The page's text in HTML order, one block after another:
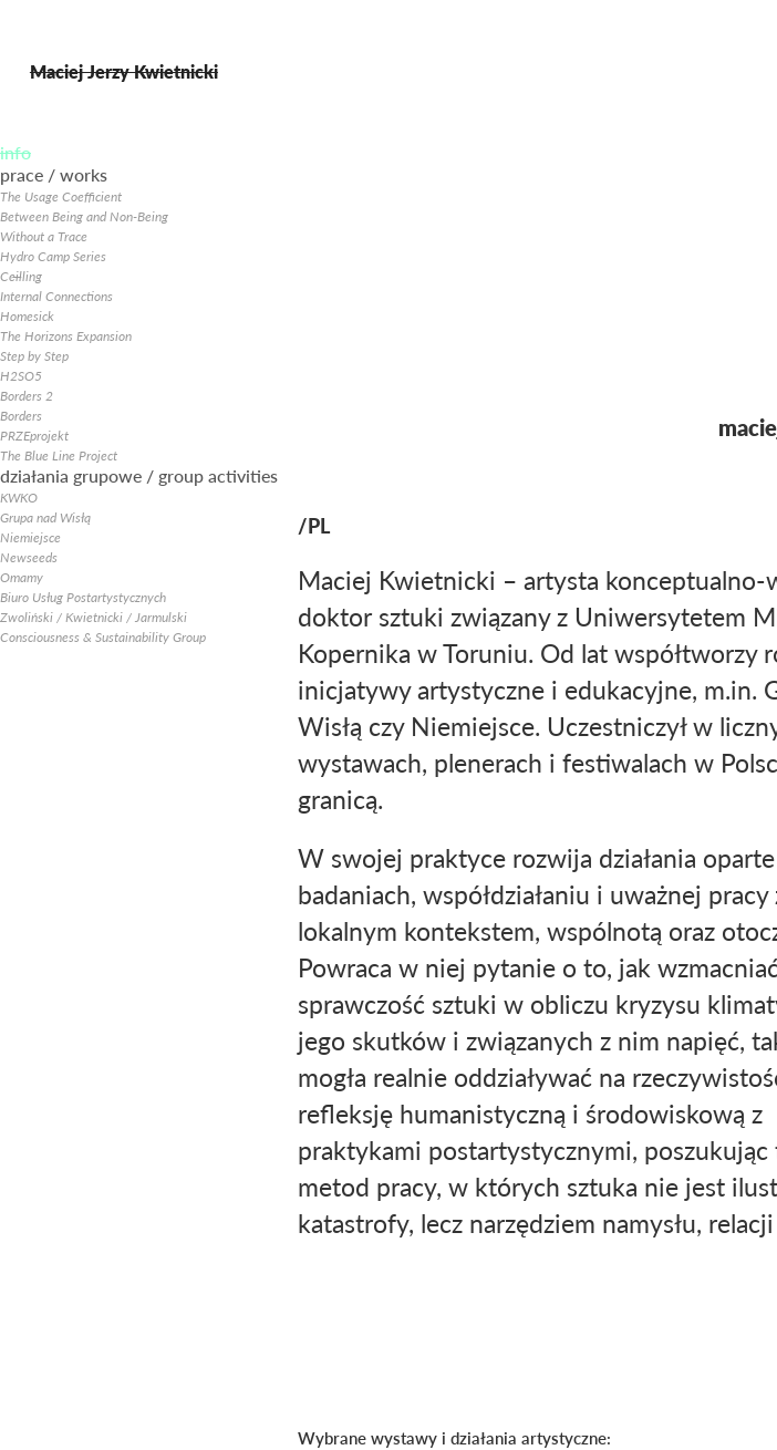
Maciej Jerzy Kwietnicki
info
prace / works
The Usage Coefficient
Between Being and Non-Being
Without a Trace
Hydro Camp Series
Ce̶i̶lling
Internal Connections
Homesick
The Horizons Expansion
Step by Step
H2SO5
Borders 2
Borders
PRZEprojekt
The Blue Line Project
działania grupowe / group activities
KWKO
Grupa nad Wisłą
Niemiejsce
Newseeds
Omamy
Biuro Usług Postartystycznych
Zwoliński / Kwietnicki / Jarmulski
Consciousness & Sustainability Group
/PL
Maciej Kwietnicki – artysta konceptualno-
doktor sztuki związany z Uniwersytetem
Kopernika w Toruniu. Od lat współtworzy
inicjatywy artystyczne i edukacyjne, m.in.
Wisłą czy Niemiejsce. Uczestniczył w
wystawach, plenerach i festiwalach w
granicą.
W swojej praktyce rozwija działania
badaniach, współdziałaniu i uważnej pracy
lokalnym kontekstem, wspólnotą oraz
Powraca w niej pytanie o to, jak
sprawczość sztuki w obliczu kryzysu
jego skutków i związanych z nim napięć,
mogła realnie oddziaływać na
refleksję humanistyczną i środowiskową z
praktykami postartystycznymi, poszukując
metod pracy, w których sztuka nie jest
katastrofy, lecz narzędziem namysłu,
Wybrane wystawy i działania artystyczne: